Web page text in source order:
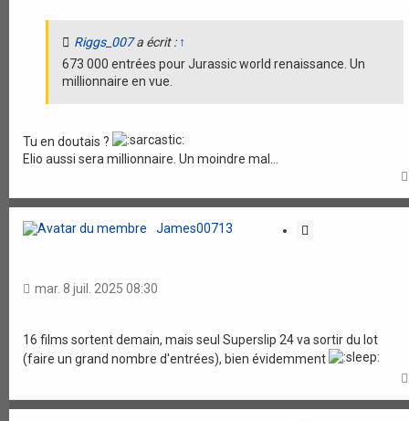
Riggs_007a écrit : ↑
673 000 entrées pour Jurassic world renaissance. Un
millionnaire en vue.
Tu en doutais ?
Elio aussi sera millionnaire. Un moindre mal...
James00713
o
n
mar. 8 juil. 2025 08:30
16 films sortent demain, mais seul Superslip 24 va sortir du lot
(faire un grand nombre d'entrées), bien évidemment